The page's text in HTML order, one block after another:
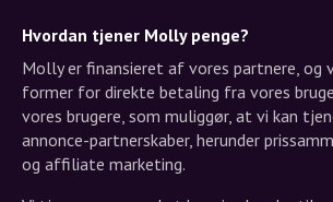
Hvordan tjener Molly penge?
Molly er finansieret af vores partnere, og
former for direkte betaling fra vores
vores brugere, som muliggør, at vi kan
annonce-partnerskaber, herunder
og affiliate marketing.